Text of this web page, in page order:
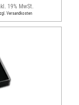
19% MwSt.
Versandkosten